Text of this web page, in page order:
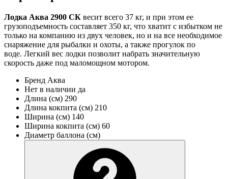
Лодка Аква 2900 СК весит всего 37 кг, и при этом ее
грузоподъемность составляет 350 кг, что хватит с избытком не
только на компанию из двух человек, но и на все необходимое
снаряжение для рыбалки и охоты, а также прогулок по
воде. Легкий вес лодки позволит набрать значительную
скорость даже под маломощном мотором.
Бренд Аква
Нет в наличии да
Длина (см) 290
Длина кокпита (см) 210
Ширина (см) 140
Ширина кокпита (см) 60
Диаметр баллона (см)